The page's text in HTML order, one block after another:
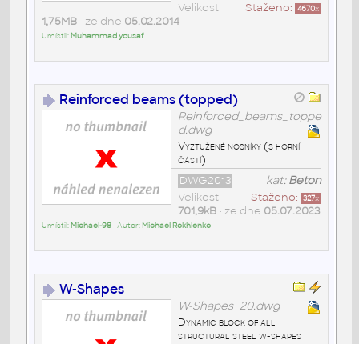
Staženo: 4670x
Velikost
1,75MB• ze dne 05.02.2014
Umístil: Muhammad yousaf
Reinforced beams (topped)
Reinforced_beams_toppe
d.dwg
Vyztužené nosníky (s horní
částí)
kat:Beton
DWG2013
Staženo: 327x
Velikost
701,9kB• ze dne 05.07.2023
Umístil: Michael-98• Autor: Michael Rokhlenko
W-Shapes
W-Shapes_20.dwg
Dynamic block of all
structural steel w-shapes